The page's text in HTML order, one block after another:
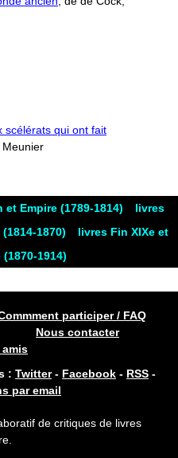
scélérats qui ont fait
Meunier
Empire (1789-1814)
livres
1870)
livres Fin XIXe et
1914)
participer / FAQ
Nous contacter
: Twitter- Facebook - RSS -
par email
de critiques de livres